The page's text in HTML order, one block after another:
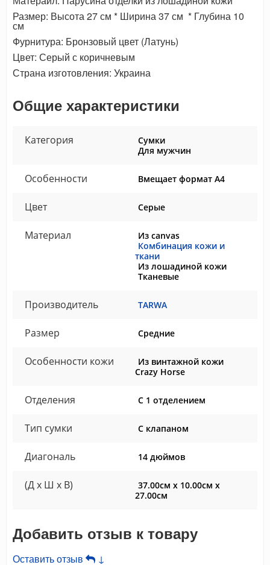
Размер: Высота 27 см * Ширина 37 см * Глубина 10
см
Фурнитура: Бронзовый цвет (Латунь)
Цвет: Серый с коричневым
Страна изготовления: Украина
Общие характеристики
Категория
Сумки
Для мужчин
Особенности Вмещает формат А4
Цвет Серые
Материал
Из canvas
Комбинация кожи и
ткани
Из лошадиной кожи
Тканевые
Производитель TARWA
Размер Средние
Особенности кожи
Из винтажной кожи
Crazy Horse
Отделения С 1 отделением
Тип сумки С клапаном
Диагональ 14 дюймов
(Д x Ш x В)
37.00см x 10.00см x
27.00см
Добавить отзыв к товару
Оставить отзыв
↓